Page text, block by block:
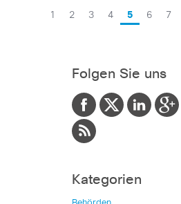
1 2 3 4 5 6 7
Folgen Sie uns
Kategorien